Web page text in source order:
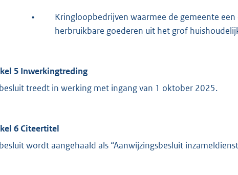
•
Kringloopbedrijven waarmee de gemeente
herbruikbare goederen uit het grof
5 Inwerkingtreding
treedt in werking met ingang van 1 oktober 2025.
6 Citeertitel
wordt aangehaald als “Aanwijzingsbesluit